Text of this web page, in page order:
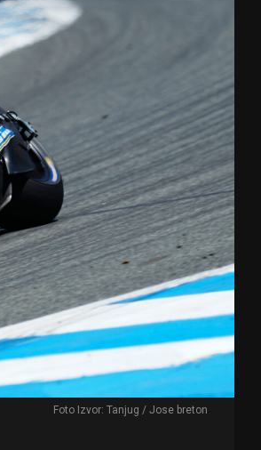
Foto Izvor: Tanjug / Jose breton